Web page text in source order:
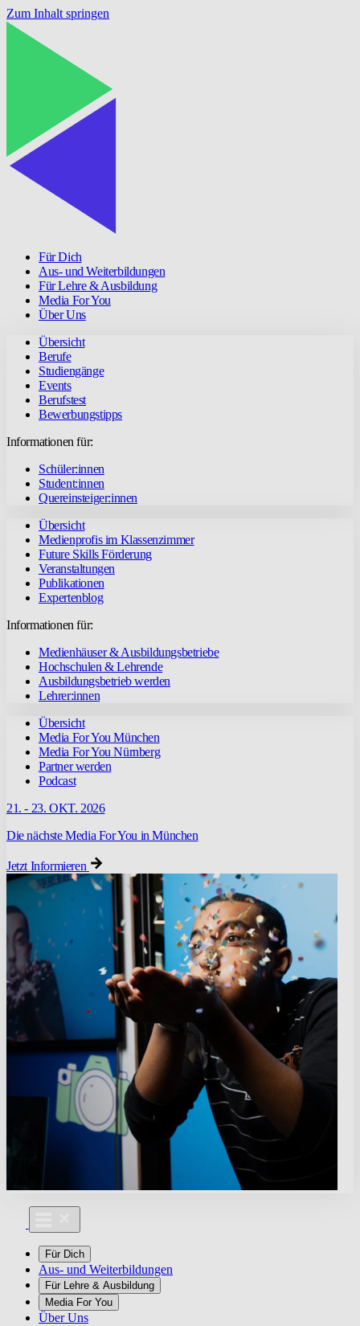
Zum Inhalt springen
Für Dich
Aus- und Weiterbildungen
Für Lehre & Ausbildung
Media For You
Über Uns
Übersicht
Berufe
Studiengänge
Events
Berufstest
Bewerbungstipps
Informationen für:
Schüler:innen
Student:innen
Quereinsteiger:innen
Übersicht
Medienprofis im Klassenzimmer
Future Skills Förderung
Veranstaltungen
Publikationen
Expertenblog
Informationen für:
Medienhäuser & Ausbildungsbetriebe
Hochschulen & Lehrende
Ausbildungsbetrieb werden
Lehrer:innen
Übersicht
Media For You München
Media For You Nürnberg
Partner werden
Podcast
21. - 23. OKT. 2026
Die nächste Media For You in München
Jetzt Informieren
Für Dich
Aus- und Weiterbildungen
Für Lehre & Ausbildung
Media For You
Über Uns